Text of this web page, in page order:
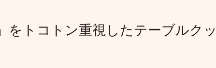
をトコトン重視したテーブルク